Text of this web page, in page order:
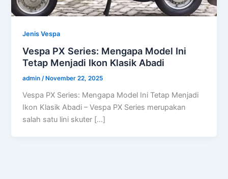
Jenis Vespa
Vespa PX Series: Mengapa Model Ini
Tetap Menjadi Ikon Klasik Abadi
admin/ November 22, 2025
Vespa PX Series: Mengapa Model Ini Tetap Menjadi
Ikon Klasik Abadi – Vespa PX Series merupakan
salah satu lini skuter […]